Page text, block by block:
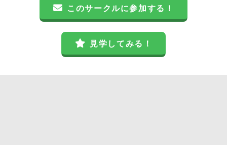
このサークルに参加する！
見学してみる！